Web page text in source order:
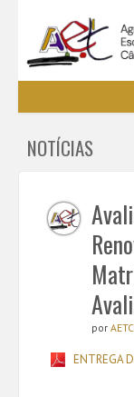
EE / Alunos
Cursos
Bibliotecas
Media AETCF
Legislação
Utilizador não
NOTÍCIAS
por
ENTREGA